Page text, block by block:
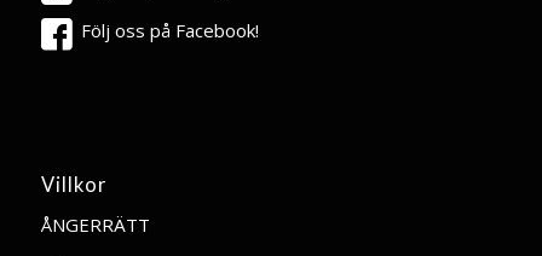
Följ oss på Facebook!
Villkor
ÅNGERRÄTT